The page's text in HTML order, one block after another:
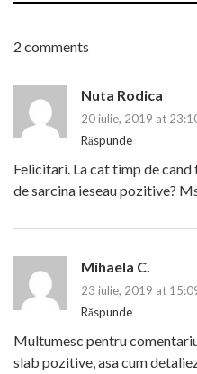
2 comments
Nuta Rodica
20 iulie, 2019 at
Răspunde
Felicitari. La cat timp de
de sarcina ieseau pozitive?
Mihaela C.
23 iulie, 2019 at
Răspunde
Multumesc pentru
slab pozitive, asa cum